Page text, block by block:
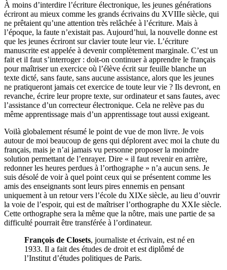
À moins d’interdire l’écriture électronique, les jeunes générations
écriront au mieux comme les grands écrivains du XVIIIe siècle, qui
ne prêtaient qu’une attention très relâchée à l’écriture. Mais à
l’époque, la faute n’existait pas. Aujourd’hui, la nouvelle donne est
que les jeunes écriront sur clavier toute leur vie. L’écriture
manuscrite est appelée à devenir complètement marginale. C’est un
fait et il faut s’interroger : doit-on continuer à apprendre le français
pour maîtriser un exercice où l’élève écrit sur feuille blanche un
texte dicté, sans faute, sans aucune assistance, alors que les jeunes
ne pratiqueront jamais cet exercice de toute leur vie ? Ils devront, en
revanche, écrire leur propre texte, sur ordinateur et sans fautes, avec
l’assistance d’un correcteur électronique. Cela ne relève pas du
même apprentissage mais d’un apprentissage tout aussi exigeant.
Voilà globalement résumé le point de vue de mon livre. Je vois
autour de moi beaucoup de gens qui déplorent avec moi la chute du
français, mais je n’ai jamais vu personne proposer la moindre
solution permettant de l’enrayer. Dire « il faut revenir en arrière,
redonner les heures perdues à l’orthographe » n’a aucun sens. Je
suis désolé de voir à quel point ceux qui se présentent comme les
amis des enseignants sont leurs pires ennemis en pensant
uniquement à un retour vers l’école du XIXe siècle, au lieu d’ouvrir
la voie de l’espoir, qui est de maîtriser l’orthographe du XXIe siècle.
Cette orthographe sera la même que la nôtre, mais une partie de sa
difficulté pourrait être transférée à l’ordinateur.
François de Closets, journaliste et écrivain, est né en
1933. Il a fait des études de droit et est diplômé de
l’Institut d’études politiques de Paris.